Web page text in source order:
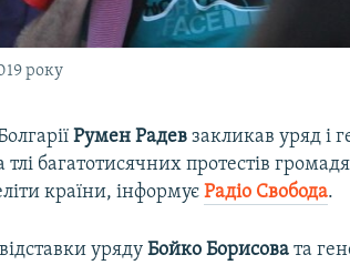
року
Румен Радев закликав уряд і
тлі багатотисячних протестів
країни, інформуєРадіо Свобода.
урядуБойко Борисова та